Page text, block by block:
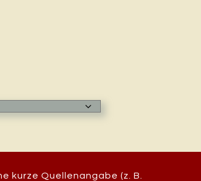
kurze Quellenangabe (z. B.